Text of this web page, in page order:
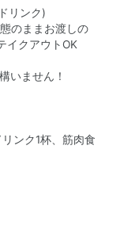
リンク)
のままお渡しの
イクアウトOK
いません！
ンク1杯、筋肉食